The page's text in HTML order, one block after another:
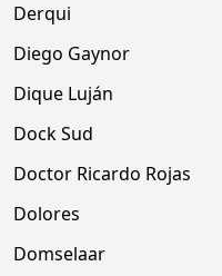
Derqui
Diego Gaynor
Dique Luján
Dock Sud
Doctor Ricardo Rojas
Dolores
Domselaar